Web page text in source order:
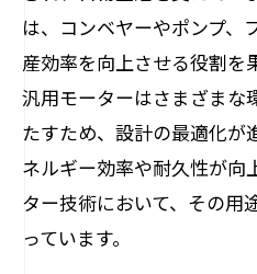
汎用モーターのメ
戦略
モーターのサイズ
新技術を活用し
レンド
エネルギー効率を上
導入方法
は、コンベヤーやポンプ、
産効率を向上させる役割を
汎用モーターはさまざまな
たすため、設計の最適化が
ネルギー効率や耐久性が向
ター技術において、その用
っています。